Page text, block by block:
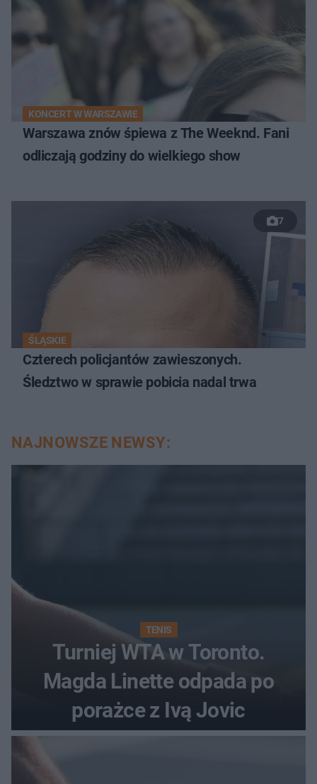
KONCERT W WARSZAWIE
Warszawa znów śpiewa z The Weeknd. Fani
odliczają godziny do wielkiego show
7
ŚLĄSKIE
Czterech policjantów zawieszonych.
Śledztwo w sprawie pobicia nadal trwa
NAJNOWSZE NEWSY:
TENIS
Turniej WTA w Toronto.
Magda Linette odpada po
porażce z Ivą Jovic